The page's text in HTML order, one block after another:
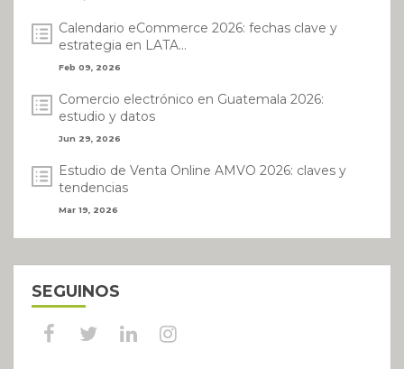
Calendario eCommerce 2026: fechas clave y
estrategia en LATA...
Feb 09, 2026
Comercio electrónico en Guatemala 2026:
estudio y datos
Jun 29, 2026
Estudio de Venta Online AMVO 2026: claves y
tendencias
Mar 19, 2026
SEGUINOS